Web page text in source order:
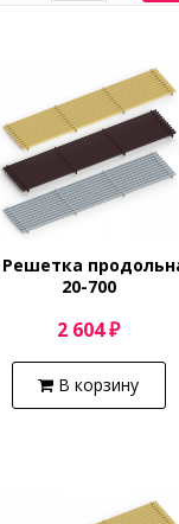
20-700
2 604 ₽
В корзину